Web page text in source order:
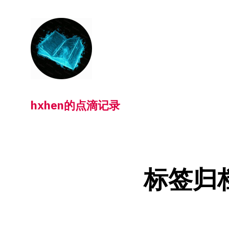
hxhen的点滴记录
标签归